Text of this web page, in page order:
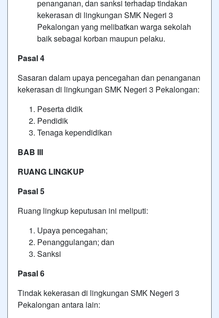
penanganan, dan sanksi terhadap tindakan
kekerasan di lingkungan SMK Negeri 3
Pekalongan yang melibatkan warga sekolah
baik sebagai korban maupun pelaku.
Pasal 4
Sasaran dalam upaya pencegahan dan penanganan
kekerasan di lingkungan SMK Negeri 3 Pekalongan:
Peserta didik
Pendidik
Tenaga kependidikan
BAB III
RUANG LINGKUP
Pasal 5
Ruang lingkup keputusan ini meliputi:
Upaya pencegahan;
Penanggulangan; dan
Sanksi
Pasal 6
Tindak kekerasan di lingkungan SMK Negeri 3
Pekalongan antara lain: